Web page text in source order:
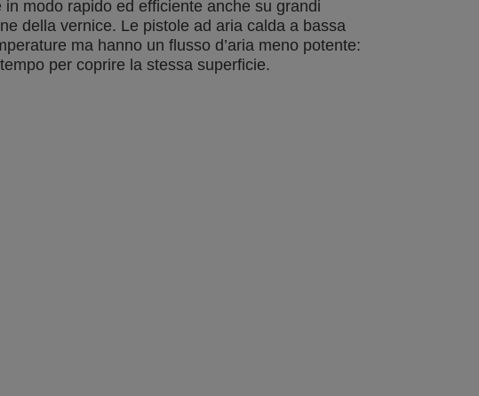
modo rapido ed efficiente anche su grandi
della vernice. Le pistole ad aria calda a bassa
ma hanno un flusso d’aria meno potente:
per coprire la stessa superficie.